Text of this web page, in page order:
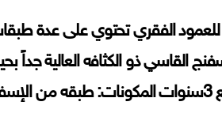
للعمود الفقري تحتوي على عدة
القاسي ذو الكثافه العالية جداً
22سم بالإضافة لكفالة المصنع 3سنوات